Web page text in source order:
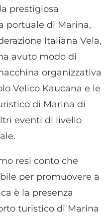
prestigiosa
portuale di Marina,
Italiana Vela,
avuto modo di
organizzativa
Velico Kaucana e le
di Marina di
eventi di livello
resi conto che
per promuovere a
è la presenza
turistico di Marina